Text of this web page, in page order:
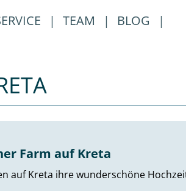
| TEAM | BLOG
|
Farm auf Kreta
auf Kreta ihre wunderschöne